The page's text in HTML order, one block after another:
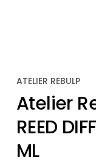
ATELIER REBULP
Atelier
REED
ML